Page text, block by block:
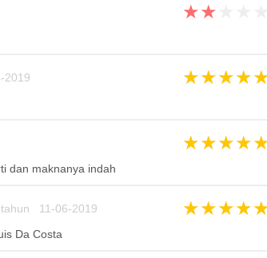
★★
★★★★
★★★★
dan maknanya indah
11-06-2019 ★★★★
Da Costa